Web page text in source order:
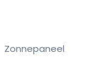
Zonnepaneel